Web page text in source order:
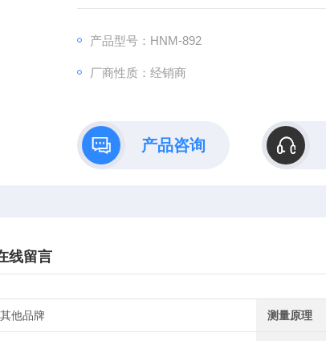
产品型号：HNM-892
厂商性质：经销商
产品咨询
线留言
其他品牌 测量原理